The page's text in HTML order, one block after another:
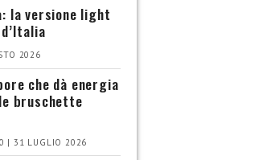
la versione light
2026
che dà energia
bruschette
| 31 LUGLIO 2026